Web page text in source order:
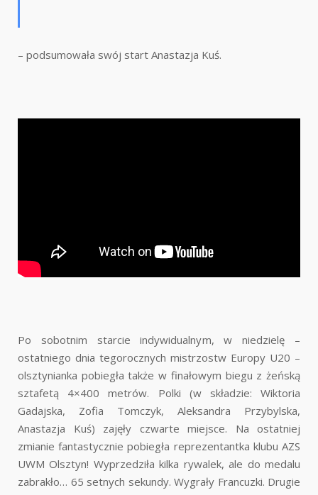
– podsumowała swój start Anastazja Kuś.
Po sobotnim starcie indywidualnym, w niedzielę –
ostatniego dnia tegorocznych mistrzostw Europy U20 –
olsztynianka pobiegła także w finałowym biegu z żeńską
sztafetą 4×400 metrów. Polki (w składzie: Wiktoria
Gadajska, Zofia Tomczyk, Aleksandra Przybylska,
Anastazja Kuś) zajęły czwarte miejsce. Na ostatniej
zmianie fantastycznie pobiegła reprezentantka klubu AZS
UWM Olsztyn! Wyprzedziła kilka rywalek, ale do medalu
zabrakło… 65 setnych sekundy. Wygrały Francuzki. Drugie